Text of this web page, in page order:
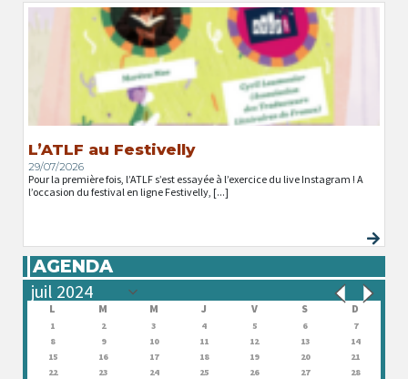
L’ATLF au Festivelly
29/07/2026
Pour la première fois, l’ATLF s’est essayée à l’exercice du live Instagram ! A
l’occasion du festival en ligne Festivelly, [...]
AGENDA
L M M J V S D
1 2 3 4 5 6
7
8
9 10 11 12 13
14
15
16 17 18 19 20
21
22
23 24 25 26 27
28